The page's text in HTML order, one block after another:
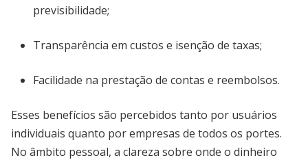
previsibilidade;
Transparência em custos e isenção de taxas;
Facilidade na prestação de contas e reembolsos.
Esses benefícios são percebidos tanto por usuários
individuais quanto por empresas de todos os portes.
No âmbito pessoal, a clareza sobre onde o dinheiro